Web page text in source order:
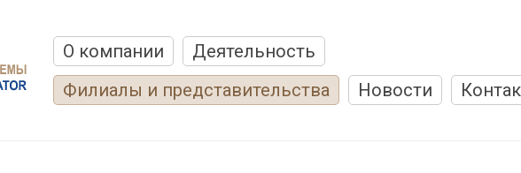
О компании
Деятельность
Филиалы и представительства
Новости